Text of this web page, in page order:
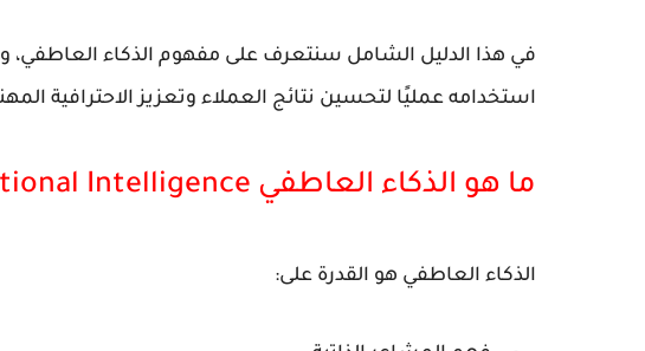
في هذا الدليل الشامل سنتعرف على مفهوم الذكاء
استخدامه عمليًا لتحسين نتائج العملاء وتعزيز الاحترافية
ما هو الذكاء العاطفي Emotional Intelligence؟
الذكاء العاطفي هو القدرة على: